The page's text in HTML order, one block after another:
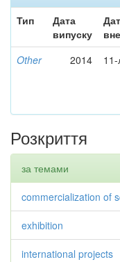
Тип
Дата
випуску
Other 2014
Розкриття
за темами
commercialization of
exhibition
international projects